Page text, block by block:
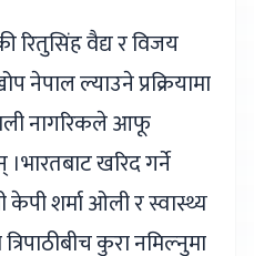
रितुसिंह वैद्य र विजय
नेपाल ल्याउने प्रक्रियामा
नागरिकले आफू
खरिद गर्ने
केपी शर्मा ओली र स्वास्थ्य
कुरा नमिल्नुमा